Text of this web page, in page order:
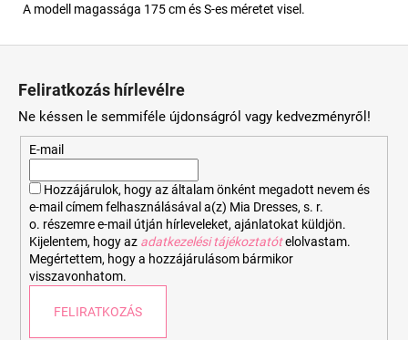
A modell magassága 175 cm és S-es méretet visel.
Feliratkozás hírlevélre
Ne késsen le semmiféle újdonságról vagy kedvezményről!
E-mail
Hozzájárulok, hogy az általam önként megadott nevem és
e-mail címem felhasználásával a(z) Mia Dresses, s. r.
o. részemre e-mail útján hírleveleket, ajánlatokat küldjön.
Kijelentem, hogy az adatkezelési tájékoztatót elolvastam.
Megértettem, hogy a hozzájárulásom bármikor
visszavonhatom.
FELIRATKOZÁS